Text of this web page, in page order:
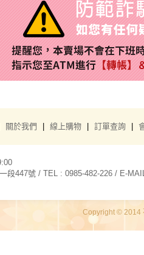
段447號 / TEL : 0985-482-226 / E-
關於我們 | 線上購物 | 訂單查詢 |
Copyright © 2014